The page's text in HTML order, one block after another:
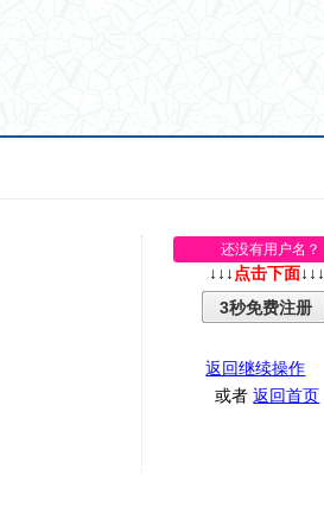
还没有用户名？
↓↓↓ 点击下面 ↓↓↓
3秒免费注册
返回继续操作
或者返回首页